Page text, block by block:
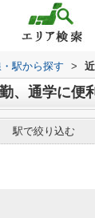
駅から探す >
、通学に便
駅で絞り込む